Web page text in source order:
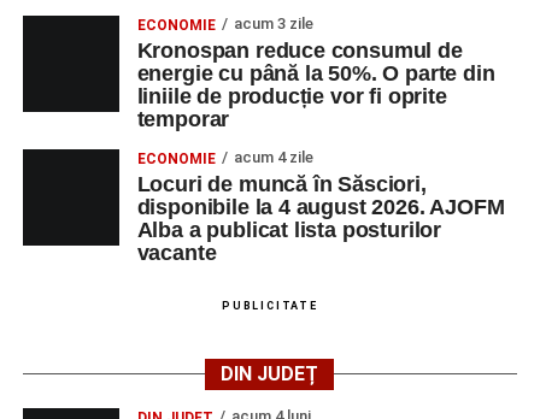
trupele de teatru„Gepetto”și„Pied Piper”
Seară cu tradiții săsești, cu participarea:
Fanfarei din Petrești;
Trupei de Dansuri Săsești;
Alexandrei Pamfilie;
Alfred Dahinten.
– Proiecție cinematografică:
de Federico Fellini și Tullio Pinelli.
ECONOMIE acum 3 zile
Kronospan reduce consumul de
energie cu până la 50%. O parte din
liniile de producție vor fi oprite
temporar
ECONOMIE acum 4 zile
Locuri de muncă în Săsciori,
disponibile la 4 august 2026. AJOFM
Alba a publicat lista posturilor
vacante
PUBLICITATE
DIN JUDEȚ